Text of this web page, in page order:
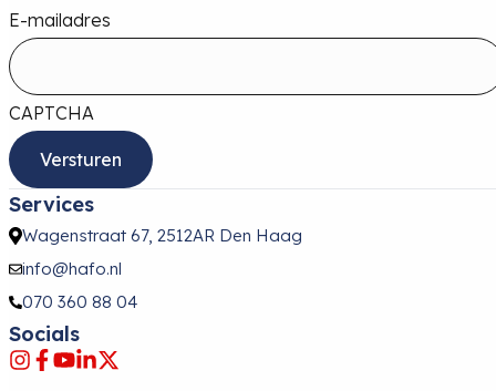
E-mailadres
CAPTCHA
Services
Wagenstraat 67, 2512AR Den Haag
info@hafo.nl
070 360 88 04
Socials